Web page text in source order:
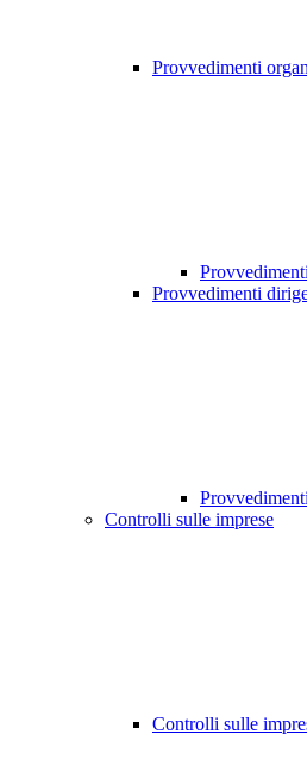
Provvedimenti
Provvedimenti
Controlli sulle imprese
Controlli sulle